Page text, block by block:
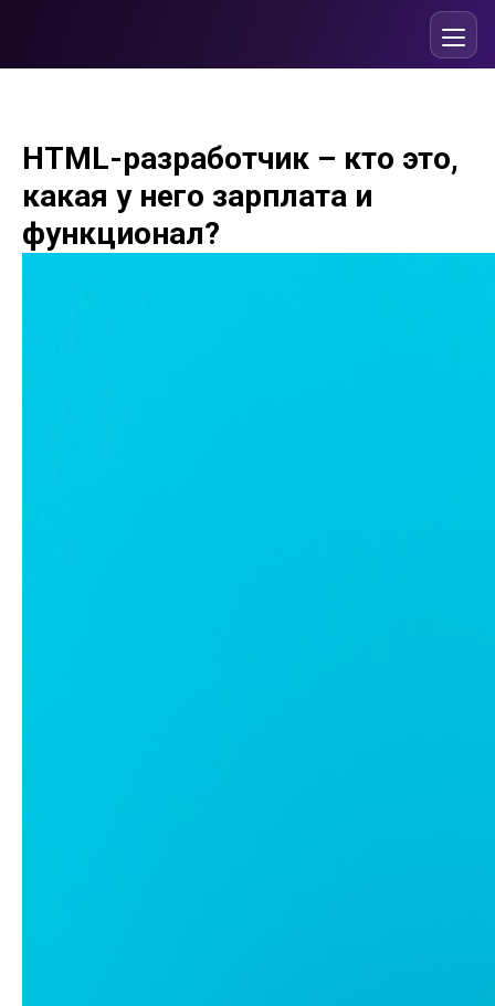
HTML-разработчик – кто это,
какая у него зарплата и
функционал?